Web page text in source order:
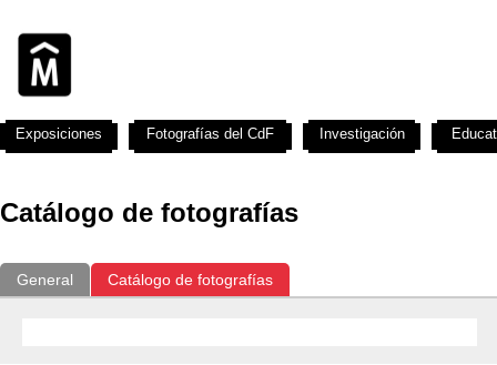
Catálogo de fotografías
General Catálogo de fotografías
Exposiciones Fotografías del CdF Investigación